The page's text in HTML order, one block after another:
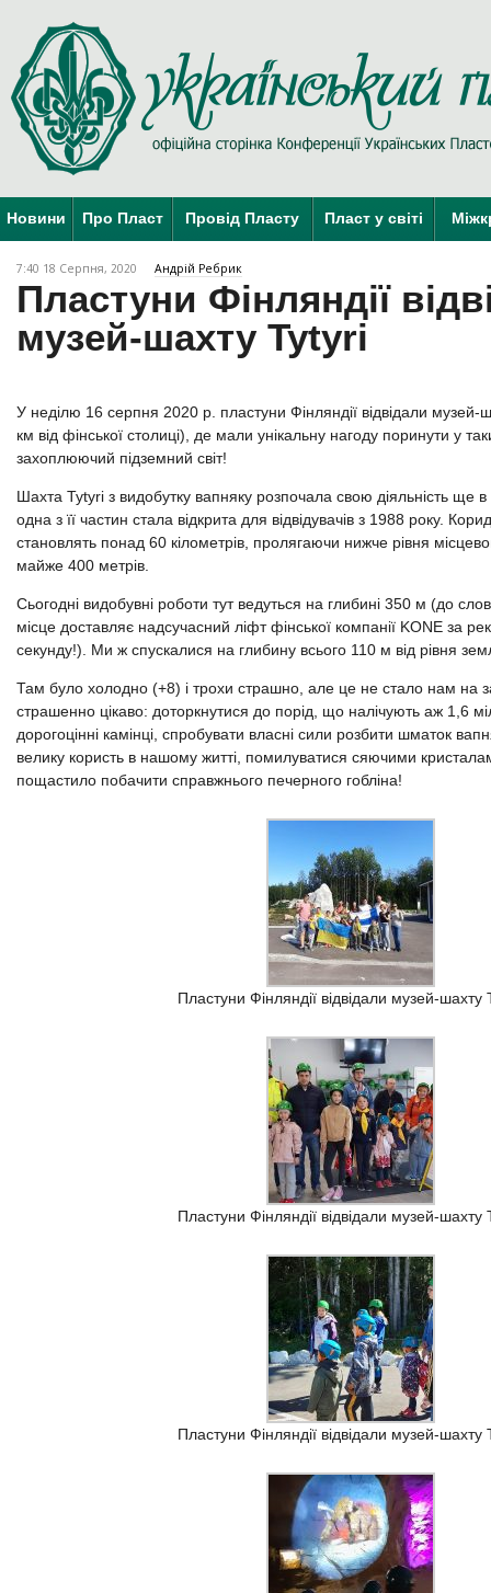
Новини Про Пласт Провід Пласту Пласт у світі
7:40 18 Серпня, 2020 Андрій Ребрик
Пластуни Фінляндії
музей-шахту Tytyri
У неділю 16 серпня 2020 р. пластуни Фінляндії відвідали музей-
км від фінської столиці), де мали унікальну нагоду поринути у
захоплюючий підземний світ!
Шахта Tytyri з видобутку вапняку розпочала свою діяльність ще
одна з її частин стала відкрита для відвідувачів з 1988 року.
становлять понад 60 кілометрів, пролягаючи нижче рівня
майже 400 метрів.
Сьогодні видобувні роботи тут ведуться на глибині 350 м (до
місце доставляє надсучасний ліфт фінської компанії KONE за
секунду!). Ми ж спускалися на глибину всього 110 м від рівня
Там було холодно (+8) і трохи страшно, але це не стало нам на
страшенно цікаво: доторкнутися до порід, що налічують аж 1,6
дорогоцінні камінці, спробувати власні сили розбити шматок
велику користь в нашому житті, помилуватися сяючими
пощастило побачити справжнього печерного гобліна!
Пластуни Фінляндії відвідали музей-шахту
Пластуни Фінляндії відвідали музей-шахту
Пластуни Фінляндії відвідали музей-шахту